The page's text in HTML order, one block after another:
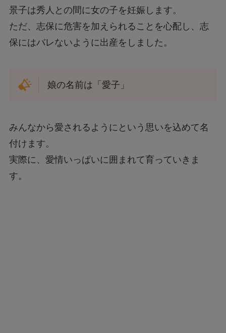
景子は秀人との間に女の子を妊娠します。
ただ、志保に危害を加えられることを心配し、志
保にはバレないように出産をしました。
娘の名前は「愛子」
みんなから愛されるようにという思いを込めて名
付けます。
実際に、愛情いっぱいに囲まれて育っていきま
す。